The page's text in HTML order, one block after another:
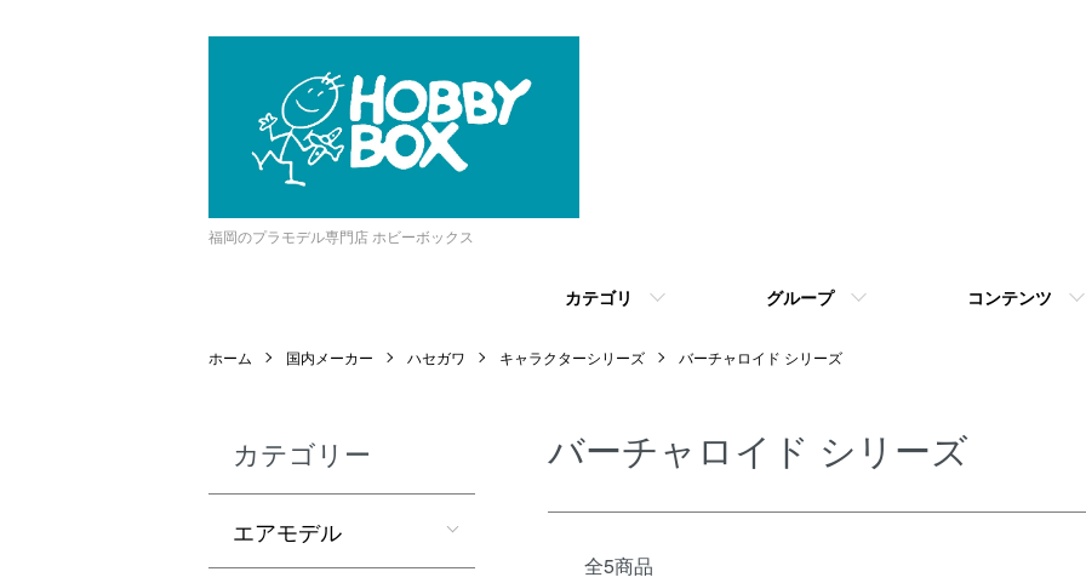
福岡のプラモデル専門店 ホビーボックス
カテゴリ グループ コンテンツ
ホーム 国内メーカー ハセガワ キャラクターシリーズ バーチャロイド シリーズ
バーチャロイド シリーズ
全5商品
カテゴリー
エアモデル